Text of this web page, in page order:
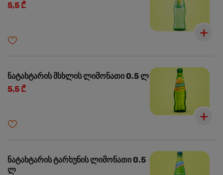
5,5 ₾
ნატახტარის მსხლის ლიმონათი 0.5 ლ
5,5 ₾
ნატახტარის ტარხუნის ლიმონათი 0.5
ლ